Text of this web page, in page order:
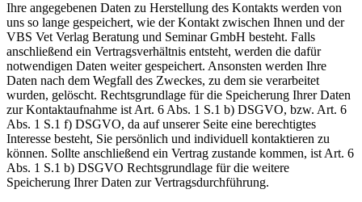
Ihre angegebenen Daten zu Herstellung des Kontakts werden von
uns so lange gespeichert, wie der Kontakt zwischen Ihnen und der
VBS Vet Verlag Beratung und Seminar GmbH besteht. Falls
anschließend ein Vertragsverhältnis entsteht, werden die dafür
notwendigen Daten weiter gespeichert. Ansonsten werden Ihre
Daten nach dem Wegfall des Zweckes, zu dem sie verarbeitet
wurden, gelöscht. Rechtsgrundlage für die Speicherung Ihrer Daten
zur Kontaktaufnahme ist Art. 6 Abs. 1 S.1 b) DSGVO, bzw. Art. 6
Abs. 1 S.1 f) DSGVO, da auf unserer Seite eine berechtigtes
Interesse besteht, Sie persönlich und individuell kontaktieren zu
können. Sollte anschließend ein Vertrag zustande kommen, ist Art. 6
Abs. 1 S.1 b) DSGVO Rechtsgrundlage für die weitere
Speicherung Ihrer Daten zur Vertragsdurchführung.